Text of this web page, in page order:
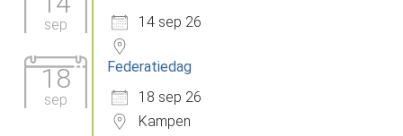
sep
14 sep 26
18
sep
Federatiedag
18 sep 26
Kampen